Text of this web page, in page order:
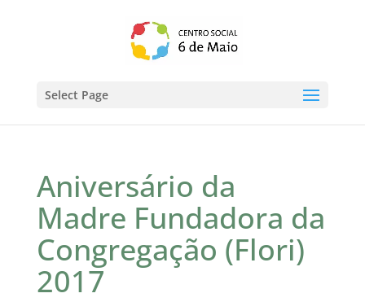
Select Page
Aniversário da
Madre Fundadora da
Congregação (Flori)
2017